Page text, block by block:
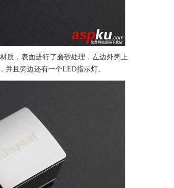
质，表面进行了磨砂处理，左边外壳上
并且旁边还有一个LED指示灯。